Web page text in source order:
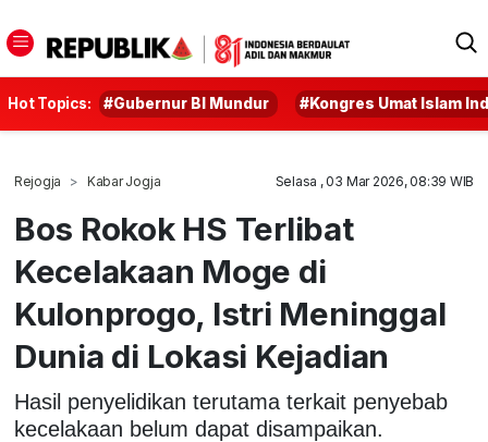
Hot Topics: #Gubernur BI Mundur #Kongres Umat Islam
Rejogja Kabar Jogja Selasa , 03 Mar 2026, 08:39 WIB
Bos Rokok HS Terlibat
Kecelakaan Moge di
Kulonprogo, Istri Meninggal
Dunia di Lokasi Kejadian
Hasil penyelidikan terutama terkait penyebab
kecelakaan belum dapat disampaikan.